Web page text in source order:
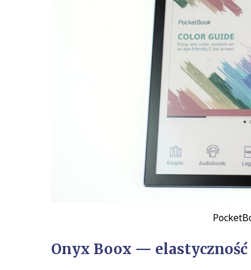
Onyx Boox —